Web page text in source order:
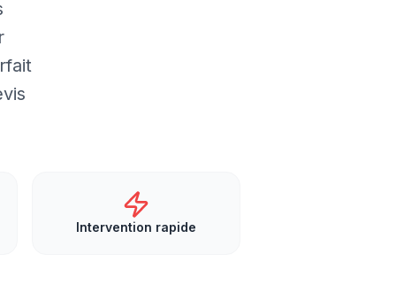
Intervention rapide